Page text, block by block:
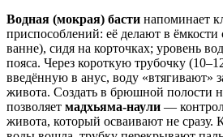
Водная (мокрая) басти напоминает
приспособлений: её делают в
ванне), сидя на корточках; уровень
пояса. Через короткую трубочку
введённую в анус, воду «втягивают»
живота. Создать в брюшной полости
позволяет мадхьяма-наули —
живота, который осваивают не сразу.